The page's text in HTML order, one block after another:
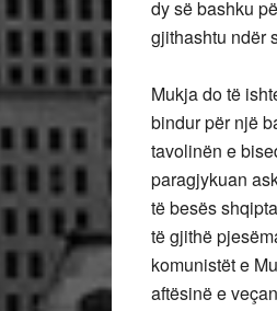
dy së bashku
gjithashtu ndër
Mukja do të
bindur për një
tavolinën e
paragjykuan
të besës
të gjithë
komunistët e
aftësinë e